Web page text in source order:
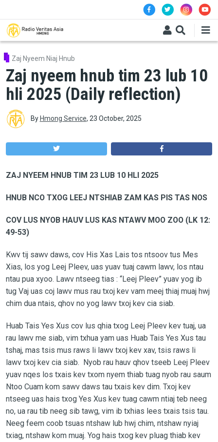
Zaj Nyeem Niaj Hnub
Zaj nyeem hnub tim 23 lub 10
hli 2025 (Daily reflection)
By Hmong Service, 23 October, 2025
ZAJ NYEEM HNUB TIM 23 LUB 10 HLI 2025
HNUB NCO TXOG LEEJ NTSHIAB ZAM KAS PIS TAS NOS
COV LUS NYOB HAUV LUS KAS NTAWV MOO ZOO (LK 12:
49-53)
Kwv tij sawv daws, cov His Xas Lais tos ntsoov tus Mes
Xias, los yog Leej Pleev, uas yuav tuaj cawm lawv, los ntau
ntau pua xyoo. Lawv ntseeg tias : “Leej Pleev” yuav yog ib
tug Vaj uas coj lawv mus rau txoj kev vam meej thiaj muaj hwj
chim dua ntais, qhov no yog lawv txoj kev cia siab.
Huab Tais Yes Xus cov lus qhia txog Leej Pleev kev tuaj, ua
rau lawv me siab, vim txhua yam uas Huab Tais Yes Xus tau
tshaj, mas tsis mus raws li lawv txoj kev xav, tsis raws li
lawv txoj kev cia siab. Nyob rau hauv qhov tseeb Leej Pleev
yuav nqes los txais kev txom nyem thiab tuag nyob rau saum
Ntoo Cuam kom sawv daws tau txais kev dim. Txoj kev
ntseeg uas hais txog Yes Xus kev tuag cawm ntiaj teb neeg
no, ua rau tib neeg sib tawg, vim ib txhias lees txais tsis tau.
Neeg feem coob tsuas ntshaw lub hwj chim, ntshaw nyiaj
txiag, ntshaw kom muaj. Yog hais txog kev pluag thiab kev